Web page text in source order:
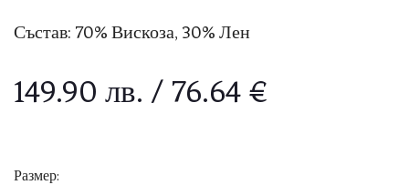
Състав: 70% Вискоза, 30% Лен
149.90 лв. / 76.64 €
Размер: